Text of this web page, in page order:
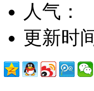
人气：
更新时